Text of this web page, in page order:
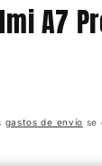
A7
gastos de envío se